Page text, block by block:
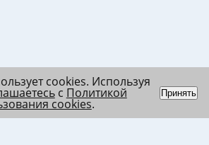
cookies. Используя
с Политикой
cookies.
Принять